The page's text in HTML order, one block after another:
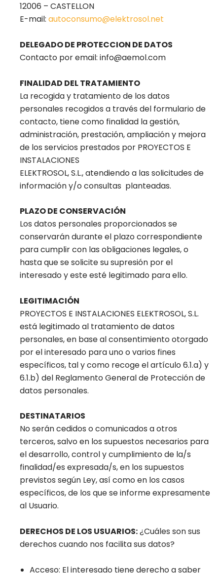
12006 – CASTELLON
E-mail: autoconsumo@elektrosol.net
DELEGADO DE PROTECCION DE DATOS
Contacto por email: info@aemol.com
FINALIDAD DEL TRATAMIENTO
La recogida y tratamiento de los datos
personales recogidos a través del formulario de
contacto, tiene como finalidad la gestión,
administración, prestación, ampliación y mejora
de los servicios prestados por PROYECTOS E
INSTALACIONES
ELEKTROSOL, S.L., atendiendo a las solicitudes de
información y/o consultas planteadas.
PLAZO DE CONSERVACIÓN
Los datos personales proporcionados se
conservarán durante el plazo correspondiente
para cumplir con las obligaciones legales, o
hasta que se solicite su supresión por el
interesado y este esté legitimado para ello.
LEGITIMACIÓN
PROYECTOS E INSTALACIONES ELEKTROSOL, S.L.
está legitimado al tratamiento de datos
personales, en base al consentimiento otorgado
por el interesado para uno o varios fines
específicos, tal y como recoge el artículo 6.1.a) y
6.1.b) del Reglamento General de Protección de
datos personales.
DESTINATARIOS
No serán cedidos o comunicados a otros
terceros, salvo en los supuestos necesarios para
el desarrollo, control y cumplimiento de la/s
finalidad/es expresada/s, en los supuestos
previstos según Ley, así como en los casos
específicos, de los que se informe expresamente
al Usuario.
DERECHOS DE LOS USUARIOS:¿Cuáles son sus
derechos cuando nos facilita sus datos?
Acceso: El interesado tiene derecho a saber